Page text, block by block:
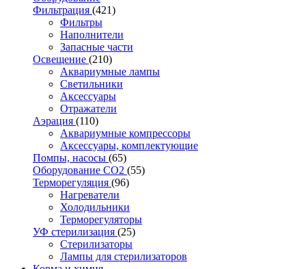
Фильтрация (421)
Фильтры
Наполнители
Запасные части
Освещение (210)
Аквариумные лампы
Светильники
Аксессуары
Отражатели
Аэрация (110)
Аквариумные компрессоры
Аксессуары, комплектующие
Помпы, насосы (65)
Оборудование CO2 (55)
Терморегуляция (96)
Нагреватели
Холодильники
Терморегуляторы
УФ стерилизация (25)
Стерилизаторы
Лампы для стерилизаторов